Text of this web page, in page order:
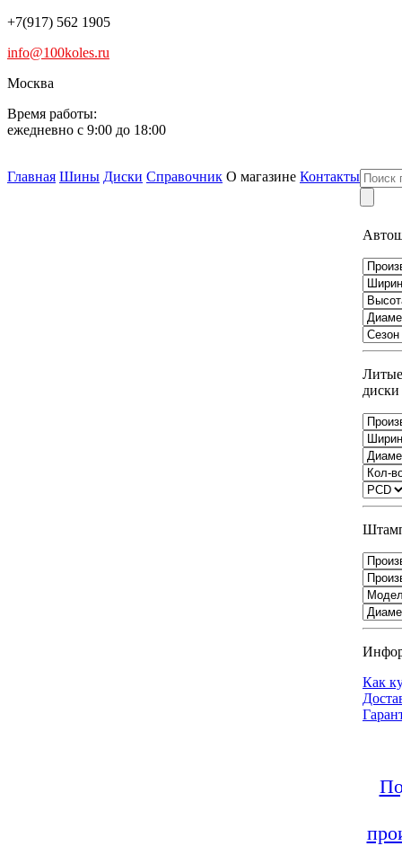
+7(917) 562 1905
info@100koles.ru
Москва
Время работы:
ежедневно с 9:00 до 18:00
Главная Шины Диски Справочник О магазине Контакты
Литые
диски
Как